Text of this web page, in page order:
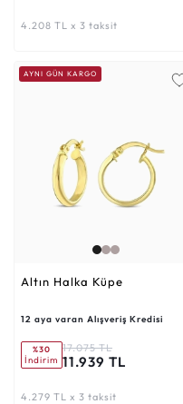
4.208 TL x 3 taksit
AYNI GÜN KARGO
Altın Halka Küpe
12 aya varan Alışveriş Kredisi
%30
İndirim
17.075 TL
11.939 TL
4.279 TL x 3 taksit